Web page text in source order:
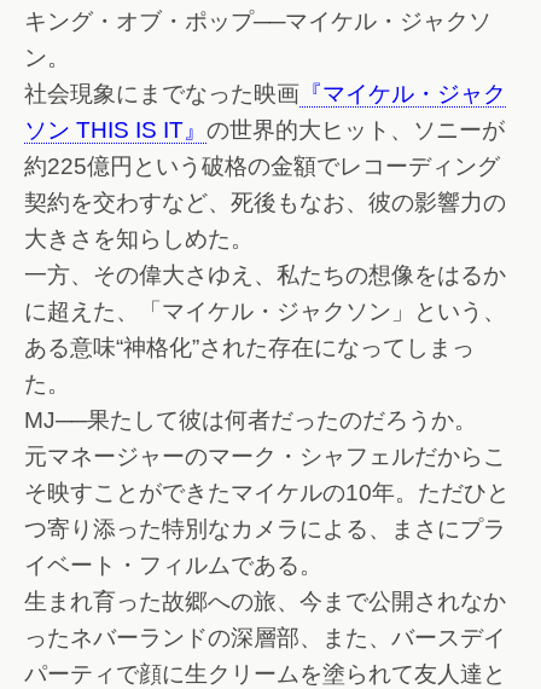
キング・オブ・ポップ──マイケル・ジャクソ
ン。
社会現象にまでなった映画 『マイケル・ジャク
ソン THIS IS IT』 の世界的大ヒット、ソニーが
約225億円という破格の金額でレコーディング
契約を交わすなど、死後もなお、彼の影響力の
大きさを知らしめた。
一方、その偉大さゆえ、私たちの想像をはるか
に超えた、「マイケル・ジャクソン」という、
ある意味“神格化”された存在になってしまっ
た。
MJ──果たして彼は何者だったのだろうか。
元マネージャーのマーク・シャフェルだからこ
そ映すことができたマイケルの10年。ただひと
つ寄り添った特別なカメラによる、まさにプラ
イベート・フィルムである。
生まれ育った故郷への旅、今まで公開されなか
ったネバーランドの深層部、また、バースデイ
パーティで顔に生クリームを塗られて友人達と